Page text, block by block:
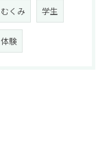
むくみ 学生
体験